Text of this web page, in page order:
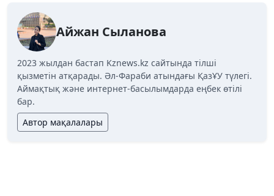
Айжан Сыланова
2023 жылдан бастап Kznews.kz сайтында тілші
қызметін атқарады. Әл-Фараби атындағы ҚазҰУ түлегі.
Аймақтық және интернет-басылымдарда еңбек өтілі
бар.
Автор мақалалары